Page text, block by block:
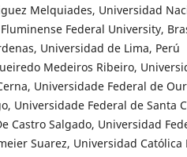
Melquiades, Universidad
Federal University,
Universidad de Lima, Perú
Medeiros Ribeiro,
Universidade Federal de
Universidade Federal de Santa
Castro Salgado, Universidad
Suarez, Universidad Católica